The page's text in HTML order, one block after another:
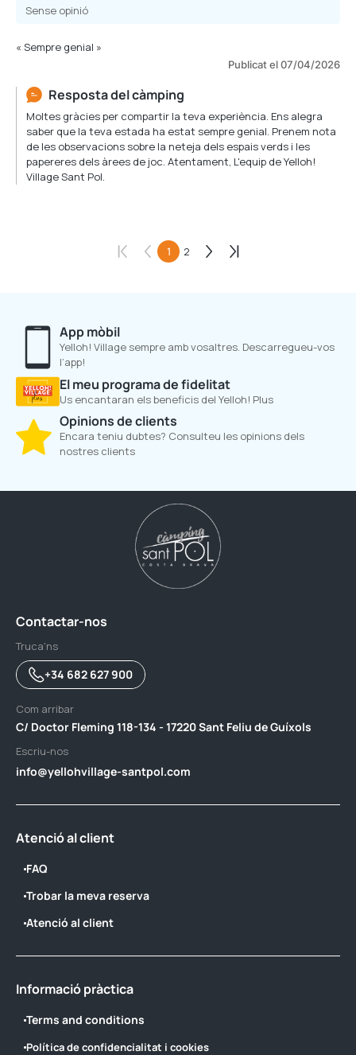
Sense opinió
« Sempre genial »
Publicat el 07/04/2026
Resposta del càmping
Moltes gràcies per compartir la teva experiència. Ens alegra
saber que la teva estada ha estat sempre genial. Prenem nota
de les observacions sobre la neteja dels espais verds i les
papereres dels àrees de joc. Atentament, L'equip de Yelloh!
Village Sant Pol.
1 2
App mòbil
Yelloh! Village sempre amb vosaltres. Descarregueu-vos
l’app!
El meu programa de fidelitat
Us encantaran els beneficis del Yelloh! Plus
Opinions de clients
Encara teniu dubtes? Consulteu les opinions dels
nostres clients
Contactar-nos
Truca'ns
+34 682 627 900
Com arribar
C/ Doctor Fleming 118-134 - 17220 Sant Feliu de Guíxols
Escriu-nos
info@yellohvillage-santpol.com
Atenció al client
FAQ
Trobar la meva reserva
Atenció al client
Informació pràctica
Terms and conditions
Política de confidencialitat i cookies